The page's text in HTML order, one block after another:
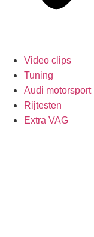
Video clips
Tuning
Audi motorsport
Rijtesten
Extra VAG